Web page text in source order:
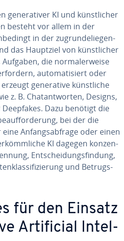
ge­ne­ra­ti­ver KI und künst­li­cher
besteht vor allem in der
in der zu­grun­de­lie­gen­
das Hauptziel von künst­li­cher
die nor­ma­ler­wei­se
au­to­ma­ti­siert oder
ge­ne­ra­ti­ve künst­li­che
z. B. Chat­ant­wor­ten, Designs,
Dazu benötigt die
bei der die
An­fangs­ab­fra­ge oder einen
KI dagegen kon­zen­
Ent­schei­dungs­fin­dung,
und Be­trugs­
für den Einsatz
Ar­ti­fi­ci­al In­tel­